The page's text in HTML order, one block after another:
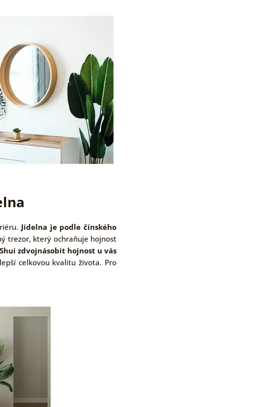
Jídelna je podle čínského
trezor, který ochraňuje hojnost
zdvojnásobit hojnost u vás
celkovou kvalitu života. Pro